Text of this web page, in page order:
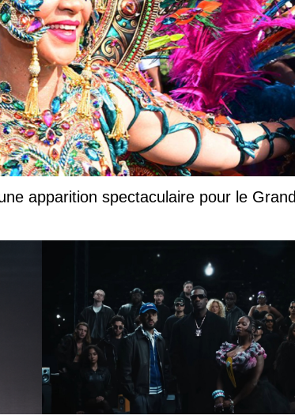
apparition spectaculaire pour le Grand